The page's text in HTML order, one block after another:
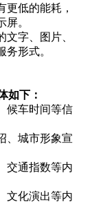
低的能耗，
。
字、图片、
形式。
如下：
候车时间等信
、城市形象宣
、交通指数等内
文化演出等内